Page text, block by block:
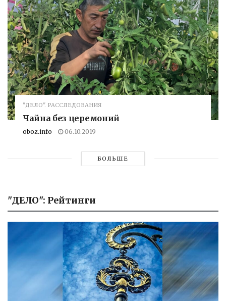
"ДЕЛО". РАССЛЕДОВАНИЯ
Чайна без церемоний
oboz.info 06.10.2019
БОЛЬШЕ
"ДЕЛО": Рейтинги